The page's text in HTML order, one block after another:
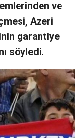
ve
Azeri
garantiye
söyledi.